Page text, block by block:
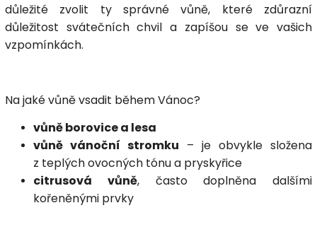
důležité zvolit ty správné vůně, které zdůrazní
důležitost svátečních chvil a zapíšou se ve vašich
vzpomínkách.
Na jaké vůně vsadit během Vánoc?
vůně borovice a lesa
vůně vánoční stromku – je obvykle složena
z teplých ovocných tónu a pryskyřice
citrusová vůně, často doplněna dalšími
kořeněnými prvky